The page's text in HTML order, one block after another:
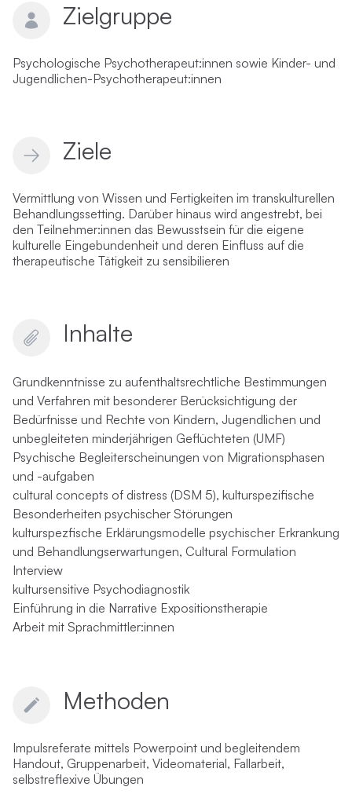
Zielgruppe
Psychologische Psychotherapeut:innen sowie Kinder- und
Jugendlichen-Psychotherapeut:innen
Ziele
Vermittlung von Wissen und Fertigkeiten im transkulturellen
Behandlungssetting. Darüber hinaus wird angestrebt, bei
den Teilnehmer:innen das Bewusstsein für die eigene
kulturelle Eingebundenheit und deren Einfluss auf die
therapeutische Tätigkeit zu sensibilieren
Inhalte
Grundkenntnisse zu aufenthaltsrechtliche Bestimmungen
und Verfahren mit besonderer Berücksichtigung der
Bedürfnisse und Rechte von Kindern, Jugendlichen und
unbegleiteten minderjährigen Geflüchteten (UMF)
Psychische Begleiterscheinungen von Migrationsphasen
und -aufgaben
cultural concepts of distress (DSM 5), kulturspezifische
Besonderheiten psychischer Störungen
kulturspezfische Erklärungsmodelle psychischer Erkrankung
und Behandlungserwartungen, Cultural Formulation
Interview
kultursensitive Psychodiagnostik
Einführung in die Narrative Expositionstherapie
Arbeit mit Sprachmittler:innen
Methoden
Impulsreferate mittels Powerpoint und begleitendem
Handout, Gruppenarbeit, Videomaterial, Fallarbeit,
selbstreflexive Übungen